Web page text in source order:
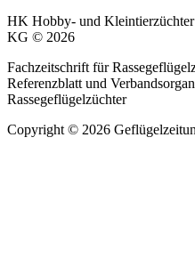
HK Hobby- und
KG © 2026
Fachzeitschrift für
Referenzblatt und
Rassegeflügelzüchter
Copyright © 2026